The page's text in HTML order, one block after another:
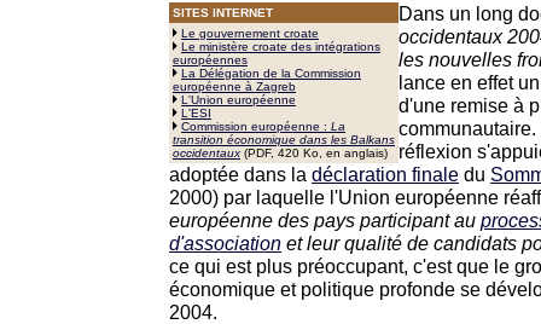
SITES INTERNET
Le gouvernement croate
Le ministère croate des intégrations
européennes
La Délégation de la Commission
européenne à Zagreb
L'Union européenne
L'ESI
Commission européenne : La
transition économique dans les Balkans
occidentaux (PDF, 420 Ko, en anglais)
Dans un long
occidentaux
les nouvelles
lance en effet
d'une remise à
réflexion
adoptée dans la déclaration finale du
2000) par laquelle l'Union européenne
européenne des pays participant au
d'association et leur qualité de candidats
ce qui est plus préoccupant, c'est que le
économique et politique profonde se
2004.